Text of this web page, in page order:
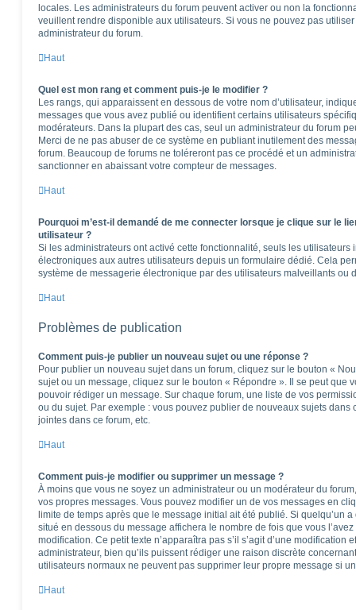
locales. Les administrateurs du forum peuvent activer ou non la
veuillent rendre disponible aux utilisateurs. Si vous ne pouvez pas
administrateur du forum.
Haut
Quel est mon rang et comment puis-je le modifier ?
Les rangs, qui apparaissent en dessous de votre nom d’utilisateur,
messages que vous avez publié ou identifient certains utilisateurs
modérateurs. Dans la plupart des cas, seul un administrateur du forum
Merci de ne pas abuser de ce système en publiant inutilement des
forum. Beaucoup de forums ne toléreront pas ce procédé et un
sanctionner en abaissant votre compteur de messages.
Haut
Pourquoi m’est-il demandé de me connecter lorsque je clique sur le
utilisateur ?
Si les administrateurs ont activé cette fonctionnalité, seuls les
électroniques aux autres utilisateurs depuis un formulaire dédié. Cela
système de messagerie électronique par des utilisateurs malveillants ou
Haut
Problèmes de publication
Comment puis-je publier un nouveau sujet ou une réponse ?
Pour publier un nouveau sujet dans un forum, cliquez sur le bouton «
sujet ou un message, cliquez sur le bouton « Répondre ». Il se peut que
pouvoir rédiger un message. Sur chaque forum, une liste de vos
ou du sujet. Par exemple : vous pouvez publier de nouveaux sujets dans
jointes dans ce forum, etc.
Haut
Comment puis-je modifier ou supprimer un message ?
À moins que vous ne soyez un administrateur ou un modérateur du
vos propres messages. Vous pouvez modifier un de vos messages en
limite de temps après que le message initial ait été publié. Si quelqu’un
situé en dessous du message affichera le nombre de fois que vous
modification. Ce petit texte n’apparaîtra pas s’il s’agit d’une modification
administrateur, bien qu’ils puissent rédiger une raison discrète
utilisateurs normaux ne peuvent pas supprimer leur propre message si
Haut